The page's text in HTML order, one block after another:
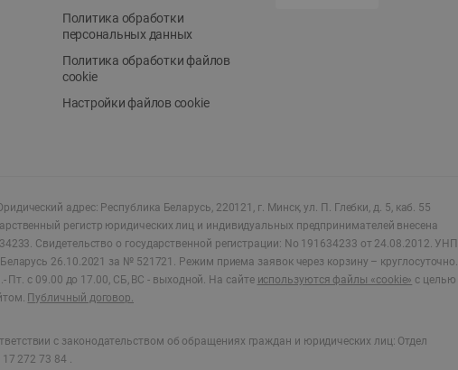
Политика обработки
персональных данных
Политика обработки файлов
cookie
Настройки файлов cookie
адрес: Республика Беларусь, 220121, г. Минск, ул. П. Глебки, д. 5, каб. 55
регистр юридических лиц и индивидуальных предпринимателей внесена
Свидетельство о государственной регистрации: No 191634233 от 24.08.2012. УНП
26.10.2021 за № 521721. Режим приема заявок через корзину – круглосуточно.
Пт. с 09.00 до 17.00, СБ, ВС - выходной. На сайте используются файлы «cookie» с целью
Публичный договор.
с законодательством об обращениях граждан и юридических лиц: Отдел
272 73 84 .